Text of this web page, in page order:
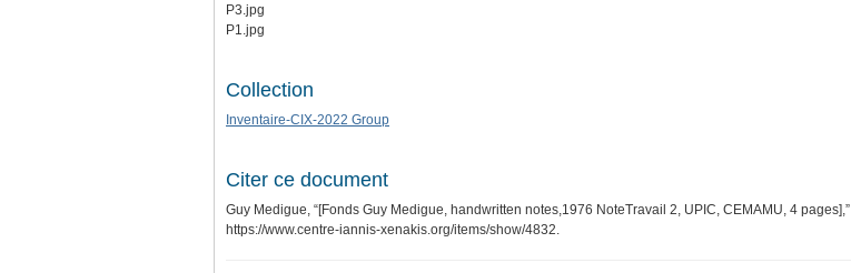
P3.jpg
P1.jpg
Collection
Inventaire-CIX-2022 Group
Citer ce document
Guy Medigue, “[Fonds Guy Medigue, handwritten notes,1976 NoteTravail 2, UPIC, CEMAMU, 4 pages],”
https://www.centre-iannis-xenakis.org/items/show/4832.